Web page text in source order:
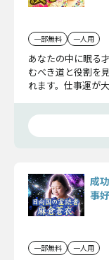
一部無料 一人用
あなたの中に眠る
むべき道と役割を
れます。仕事運が
成
事
一部無料 一人用